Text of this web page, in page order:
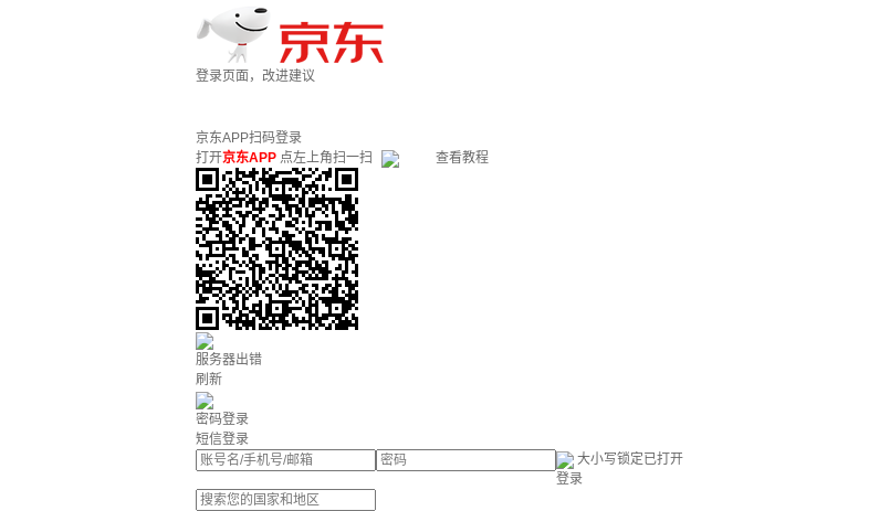
登录页面，改进建议
京东APP扫码登录
打开京东APP 点左上角扫一扫 查看教程
服务器出错
刷新
密码登录
短信登录
大小写锁定已打开
登录